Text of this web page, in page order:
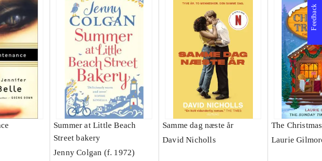
Summer at Little Beach
Street bakery
Jenny Colgan (f. 1972)
Samme dag næste år
David Nicholls
The
Laurie
Feedback